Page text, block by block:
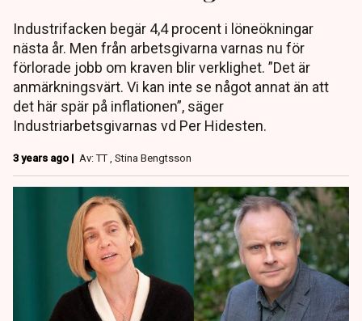
Industrifacken begär 4,4 procent i löneökningar
nästa år. Men från arbetsgivarna varnas nu för
förlorade jobb om kraven blir verklighet. ”Det är
anmärkningsvärt. Vi kan inte se något annat än att
det här spär på inflationen”, säger
Industriarbetsgivarnas vd Per Hidesten.
3 years ago | Av: TT , Stina Bengtsson